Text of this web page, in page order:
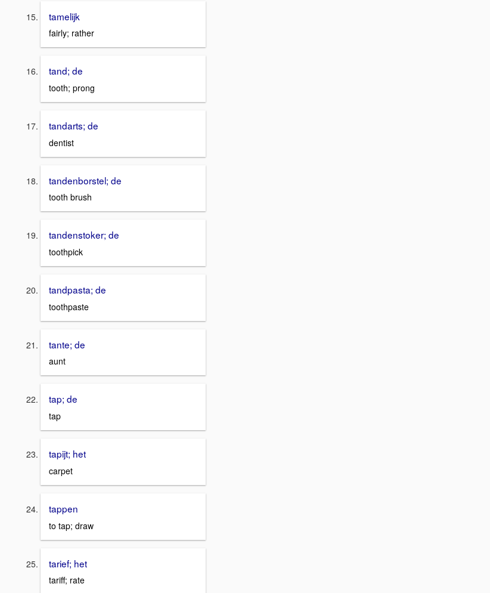
tamelijk
fairly; rather
tand; de
tooth; prong
tandarts; de
dentist
tandenborstel; de
tooth brush
tandenstoker; de
toothpick
tandpasta; de
toothpaste
tante; de
aunt
tap; de
tap
tapijt; het
carpet
tappen
to tap; draw
tarief; het
tariff; rate